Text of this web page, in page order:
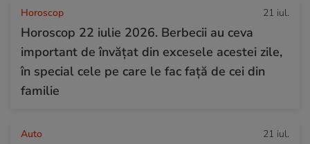
Horoscop 21 iul.
Horoscop 22 iulie 2026. Berbecii au ceva
important de învățat din excesele acestei zile,
în special cele pe care le fac față de cei din
familie
Auto 21 iul.